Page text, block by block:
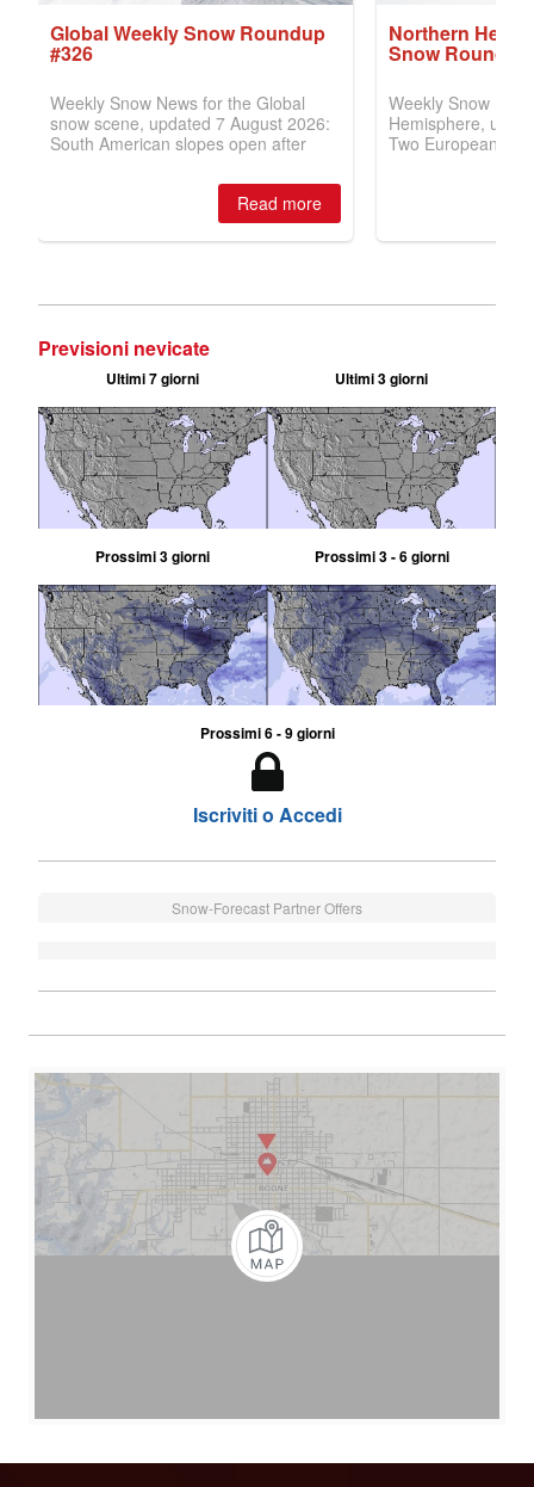
Previsioni nevicate
Ultimi 7 giorni Ultimi 3 giorni
Prossimi 3 giorni Prossimi 3 - 6 giorni
Prossimi 6 - 9 giorni
Iscriviti o Accedi
Snow-Forecast Partner Offers